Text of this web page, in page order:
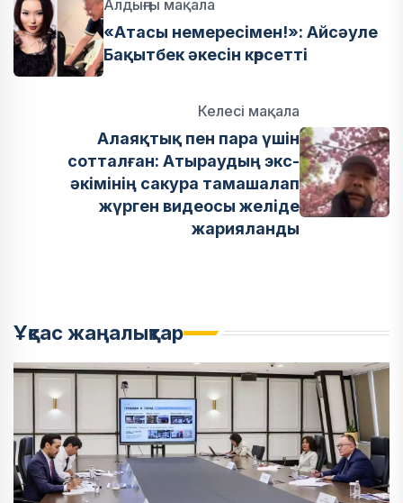
Алдыңғы мақала
«Атасы немересімен!»: Айсәуле
Бақытбек әкесін көрсетті
Келесі мақала
Алаяқтық пен пара үшін
сотталған: Атыраудың экс-
әкімінің сакура тамашалап
жүрген видеосы желіде
жарияланды
Ұқсас жаңалықтар